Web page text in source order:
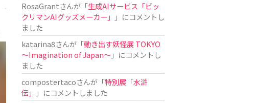
RosaGrantさんが「生成AIサービス「ビッ
クリマンAIグッズメーカー」
」にコメントし
ました
katarina8さんが「動き出す妖怪展 TOKYO
〜Imagination of Japan〜」にコメントし
ました
compostertacoさんが「特別展「水滸
伝」
」にコメントしました